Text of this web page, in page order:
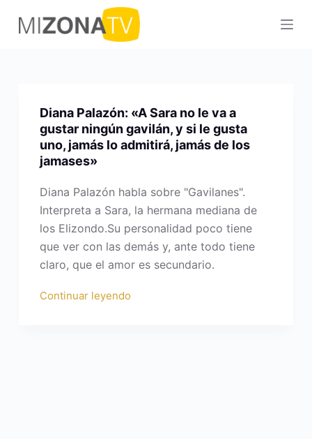
S
a
Diana Palazón: «A Sara no le va a
gustar ningún gavilán, y si le gusta
uno, jamás lo admitirá, jamás de los
jamases»
Diana Palazón habla sobre "Gavilanes".
Interpreta a Sara, la hermana mediana de
los Elizondo.Su personalidad poco tiene
que ver con las demás y, ante todo tiene
claro, que el amor es secundario.
Continuar leyendo